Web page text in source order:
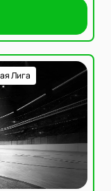
Лига